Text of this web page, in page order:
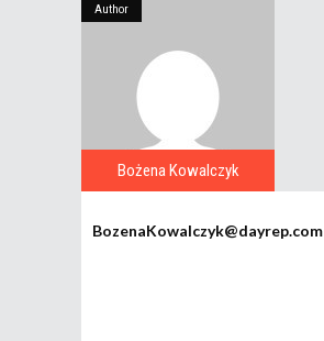
Author
Bożena Kowalczyk
BozenaKowalczyk@dayrep.com